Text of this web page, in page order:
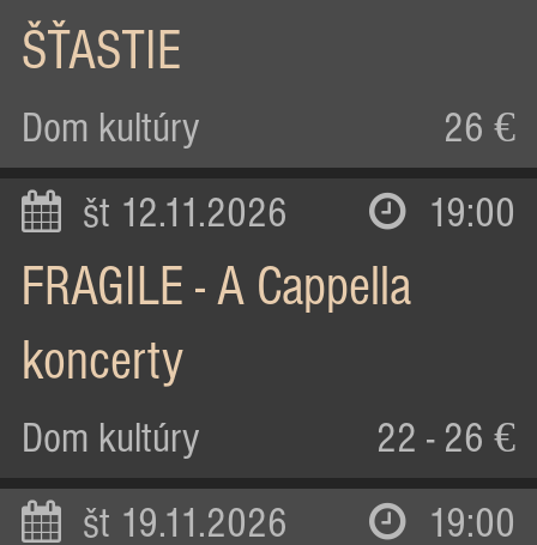
ŠŤASTIE
Dom kultúry 26 €
št 12.11.2026 19:00
FRAGILE - A Cappella
koncerty
Dom kultúry 22 - 26 €
št 19.11.2026 19:00